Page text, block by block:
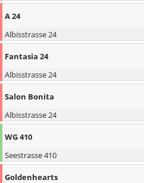
A 24
Albisstrasse 24
Fantasia 24
Albisstrasse 24
Salon Bonita
Albisstrasse 24
WG 410
Seestrasse 410
Goldenhearts